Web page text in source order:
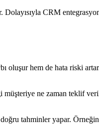
CRM
oluşur hem de hata riski
müşteriye ne zaman teklif
tahminler yapar.